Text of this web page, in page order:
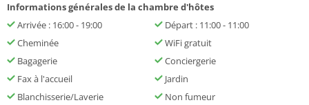
Informations générales de la chambre d'hôtes
Arrivée : 16:00 - 19:00
Départ : 11:00 - 11:00
Cheminée
WiFi gratuit
Bagagerie
Conciergerie
Fax à l'accueil
Jardin
Blanchisserie/Laverie
Non fumeur